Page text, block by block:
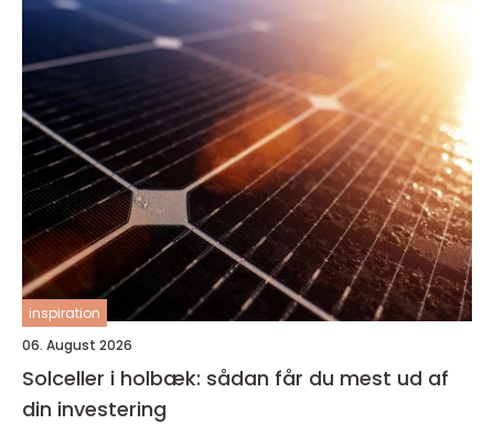
inspiration
06. August 2026
Solceller i holbæk: sådan får du mest ud af
din investering